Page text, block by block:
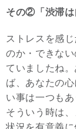
その②「渋滞は
ストレスを感
のか・できな
ていましたね
ば、あなたの
い事は一つもあ
そういう時は